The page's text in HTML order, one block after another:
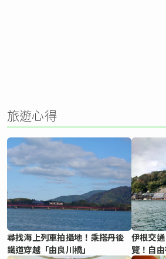
旅遊心得
尋找海上列車拍攝地！乘搭丹後
鐵道穿越「由良川橋」
伊根交
覽！自